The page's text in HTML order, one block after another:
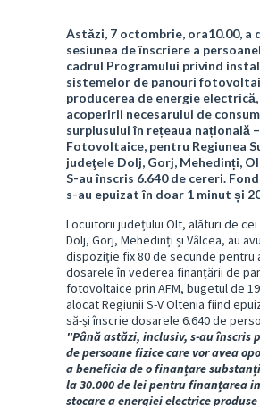
Astăzi, 7 octombrie, ora10.00, a
sesiunea de înscriere a
cadrul Programului privind
sistemelor de panouri
producerea de energie
acoperirii necesarului de
surplusului în rețeaua națională
Fotovoltaice, pentru Regiunea
judeţele Dolj, Gorj, Mehedinți,
S-au înscris 6.640 de cereri.
s-au epuizat în doar 1 minut și
Locuitorii județului Olt, alături de
Dolj, Gorj, Mehedinți și Vâlcea, au
dispoziție fix 80 de secunde pentru
dosarele în vederea finanțării de
fotovoltaice prin AFM, bugetul de
alocat Regiunii S-V Oltenia fiind
să-și înscrie dosarele 6.640 de
"Până astăzi, inclusiv, s-au înscris
de persoane fizice care vor avea
a beneficia de o finanțare
la 30.000 de lei pentru finanțarea
stocare a energiei electrice